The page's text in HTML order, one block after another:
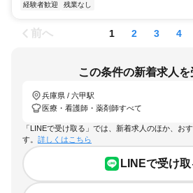
経験者歓迎
残業なし
前へ 1 2 3 4
この条件の新着求人を
兵庫県 / 六甲駅
医療・看護師・薬剤師すべて
「LINEで受け取る」では、新着求人のほか、お
す。 詳しくはこちら
LINEで受け取